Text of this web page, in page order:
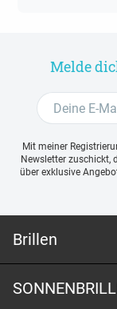
Melde
Mit meiner
Newsletter zuschickt,
über exklusive
Brillen